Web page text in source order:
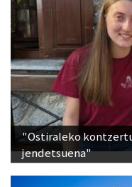
"Ostiraleko
jendetsuena"